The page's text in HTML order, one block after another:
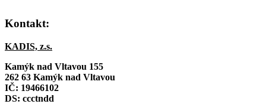
Kontakt:
KADIS, z.s.
Kamýk nad Vltavou 155
262 63 Kamýk nad Vltavou
IČ: 19466102
DS: ccctndd